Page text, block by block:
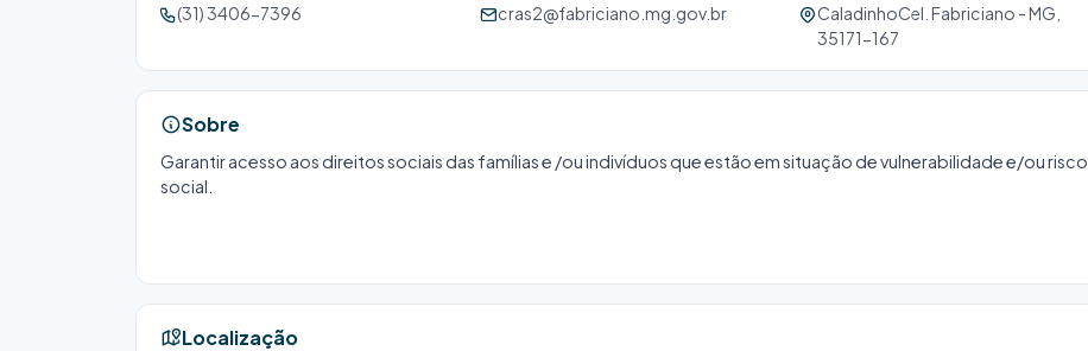
(31) 3406-7396 cras2@fabriciano.mg.gov.br
CaladinhoCel. Fabriciano - MG,
35171-167
Sobre
Garantir acesso aos direitos sociais das famílias e /ou indivíduos que estão em situação de vulnerabilidade e/ou risco
social.
Localização